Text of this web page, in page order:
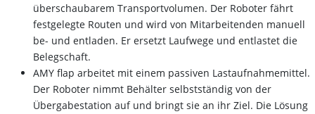
überschaubarem Transportvolumen. Der Roboter fährt
festgelegte Routen und wird von Mitarbeitenden manuell
be- und entladen. Er ersetzt Laufwege und entlastet die
Belegschaft.
AMY flap arbeitet mit einem passiven Lastaufnahmemittel.
Der Roboter nimmt Behälter selbstständig von der
Übergabestation auf und bringt sie an ihr Ziel. Die Lösung